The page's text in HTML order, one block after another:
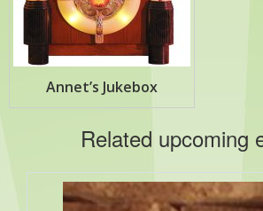
Annet’s Jukebox
Related upcoming